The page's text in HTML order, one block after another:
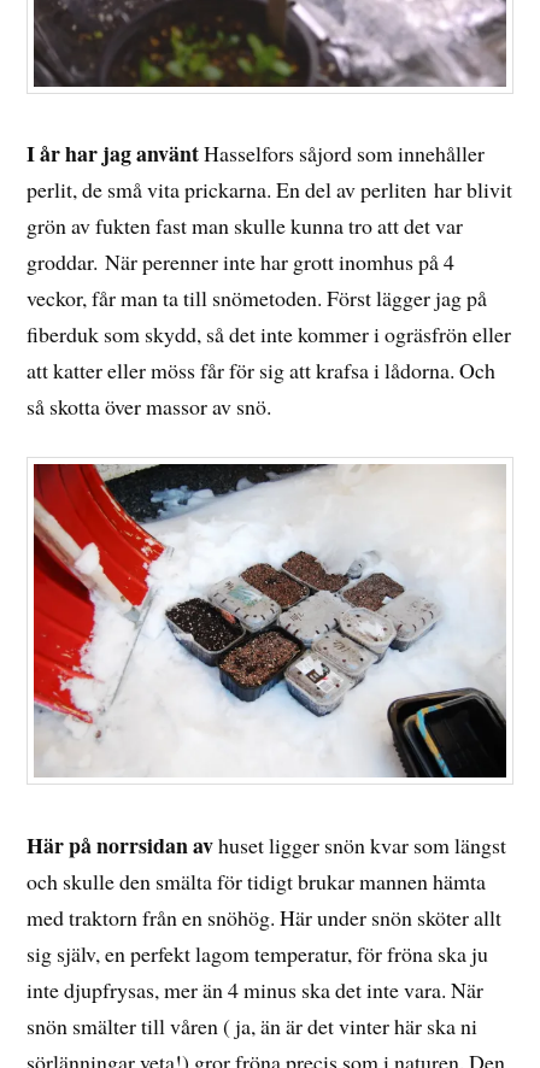
I år har jag använtHasselfors såjord som innehåller
perlit, de små vita prickarna. En del av perliten har blivit
grön av fukten fast man skulle kunna tro att det var
groddar. När perenner inte har grott inomhus på 4
veckor, får man ta till snömetoden. Först lägger jag på
fiberduk som skydd, så det inte kommer i ogräsfrön eller
att katter eller möss får för sig att krafsa i lådorna. Och
så skotta över massor av snö.
Här på norrsidan avhuset ligger snön kvar som längst
och skulle den smälta för tidigt brukar mannen hämta
med traktorn från en snöhög. Här under snön sköter allt
sig själv, en perfekt lagom temperatur, för fröna ska ju
inte djupfrysas, mer än 4 minus ska det inte vara. När
snön smälter till våren ( ja, än är det vinter här ska ni
sörlänningar veta!) gror fröna precis som i naturen. Den